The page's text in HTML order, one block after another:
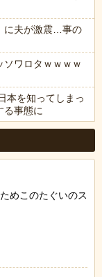
に夫が激震…事の
ソワロタｗｗｗｗ
本を知ってしまっ
る事態に
めこのたぐいのス